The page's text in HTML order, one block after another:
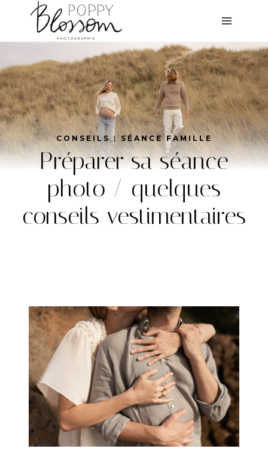
contenu
CONSEILS| SÉANCE FAMILLE
Préparer sa séance
photo / quelques
conseils vestimentaires